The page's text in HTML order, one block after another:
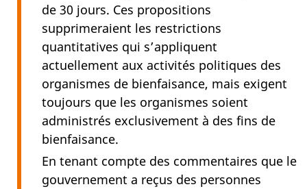
de 30 jours. Ces propositions
supprimeraient les restrictions
quantitatives qui s’appliquent
actuellement aux activités politiques des
organismes de bienfaisance, mais exigent
toujours que les organismes soient
administrés exclusivement à des fins de
bienfaisance.
En tenant compte des commentaires que le
gouvernement a reçus des personnes